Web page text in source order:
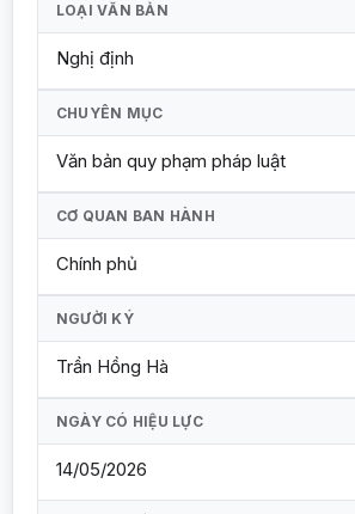
LOẠI VĂN BẢN
Nghị định
CHUYÊN MỤC
Văn bản quy phạm pháp luật
CƠ QUAN BAN HÀNH
Chính phủ
NGƯỜI KÝ
Trần Hồng Hà
NGÀY CÓ HIỆU LỰC
14/05/2026